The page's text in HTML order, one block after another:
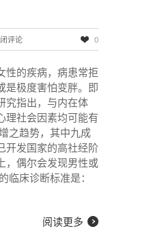
评论 0
性的疾病，病患常拒
是极度害怕变胖。即
究指出，与内在体
理社会因素均可能有
之趋势，其中九成
开发国家的高社经阶
，偶尔会发现男性或
临床诊断标准是：
阅读更多